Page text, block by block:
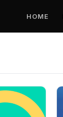
HOME